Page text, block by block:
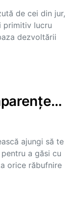
de cei din jur,
primitiv lucru
dezvoltării
ajungi să te
a găsi cu
orice răbufnire